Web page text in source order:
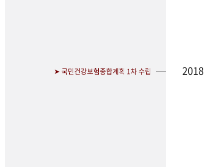
➤ 국민건강보험종합계획 1차 수립 2018